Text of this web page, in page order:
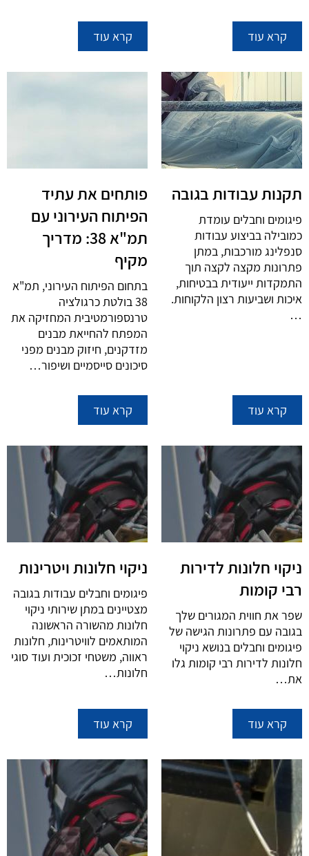
קרא עוד קרא עוד
תקנות עבודות בגובה
פיגומים וחבלים עומדת
כמובילה בביצוע עבודות
סנפלינג מורכבות, במתן
פתרונות מקצה לקצה תוך
התמקדות ייעודית בבטיחות,
איכות ושביעות רצון הלקוחות.
…
קרא עוד
פותחים את עתיד
הפיתוח העירוני עם
תמ"א 38: מדריך
מקיף
בתחום הפיתוח העירוני, תמ"א
38 בולטת כרגולציה
טרנספורמטיבית המחזיקה את
המפתח להחייאת מבנים
מזדקנים, חיזוק מבנים מפני
סיכונים סייסמיים ושיפור…
קרא עוד
ניקוי חלונות לדירות
רבי קומות
שפר את חווית המגורים שלך
בגובה עם פתרונות הגישה של
פיגומים וחבלים בנושא ניקוי
חלונות לדירות רבי קומות גלו
את…
קרא עוד
ניקוי חלונות ויטרינות
פיגומים וחבלים עבודות בגובה
מצטיינים במתן שירותי ניקוי
חלונות מהשורה הראשונה
המותאמים לוויטרינות, חלונות
ראווה, משטחי זכוכית ועוד סוגי
חלונות…
קרא עוד